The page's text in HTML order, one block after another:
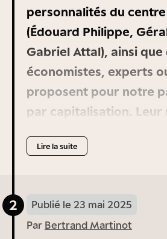
personnalités du
(Édouard Philippe,
Gabriel Attal), ainsi que
économistes, experts
proposent pour notre
par capitalisation. Leur
répartition est
plus dépendre de la
profiter des
Lire la suite
2
Publié le 23 mai 2025
Par Bertrand Martinot